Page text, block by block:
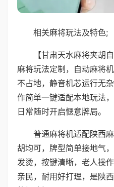
相关麻将玩法及特色;
【甘肃天水麻将夹胡
麻将玩法定制，自动麻将
不占地，静音机芯运行无
作简单一键适配本地玩法
日常随时开启惬意牌局。
普通麻将机适配陕西
胡均可，牌型简单接地气
发烫，按键清晰，老人操
亲民，耐用好打理，是陕